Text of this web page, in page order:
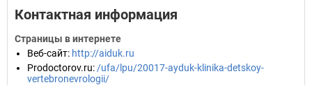
Контактная информация
Страницы в интернете
Веб-сайт: http://aiduk.ru
Prodoctorov.ru: /ufa/lpu/20017-ayduk-klinika-detskoy-
vertebronevrologii/